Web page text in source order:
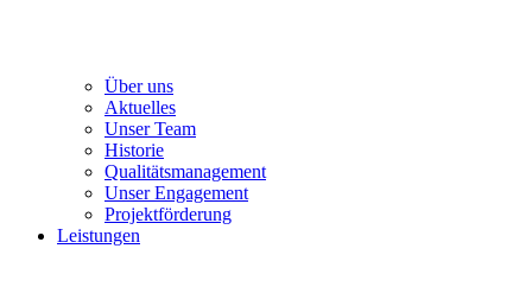
Über uns
Aktuelles
Unser Team
Historie
Qualitätsmanagement
Unser Engagement
Projektförderung
Leistungen